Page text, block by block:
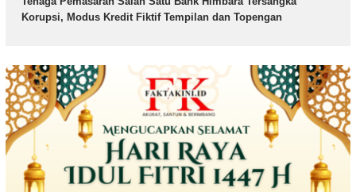
Korupsi, Modus Kredit Fiktif Tempilan dan Topengan